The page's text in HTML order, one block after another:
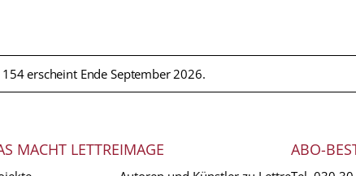
erscheint Ende September 2026.
MACHT LETTREIMAGE ABO-